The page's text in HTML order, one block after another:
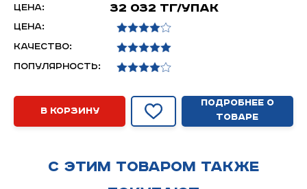
Цена: 32 032 тг/упак
Цена:
Качество:
Популярность:
В корзину
Подробнее о
товаре
С этим товаром также